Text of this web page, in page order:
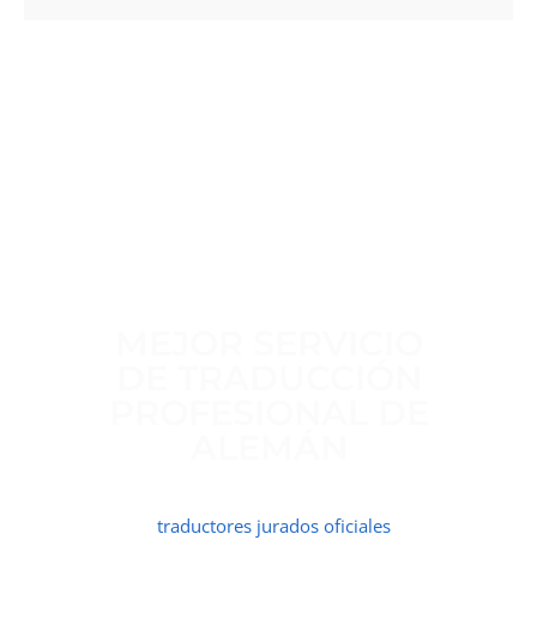
traductores jurados oficiales